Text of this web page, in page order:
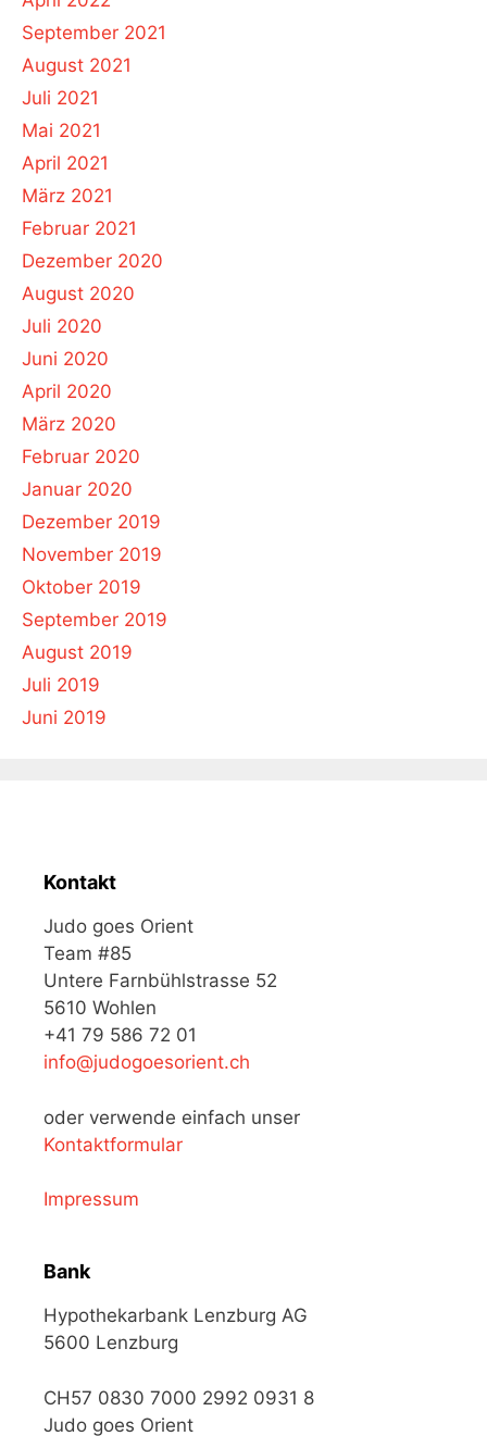
September 2021
August 2021
Juli 2021
Mai 2021
April 2021
März 2021
Februar 2021
Dezember 2020
August 2020
Juli 2020
Juni 2020
April 2020
März 2020
Februar 2020
Januar 2020
Dezember 2019
November 2019
Oktober 2019
September 2019
August 2019
Juli 2019
Juni 2019
Kontakt
Judo goes Orient
Team #85
Untere Farnbühlstrasse 52
5610 Wohlen
+41 79 586 72 01
info@judogoesorient.ch
oder verwende einfach unser
Kontaktformular
Impressum
Bank
Hypothekarbank Lenzburg AG
5600 Lenzburg
CH57 0830 7000 2992 0931 8
Judo goes Orient